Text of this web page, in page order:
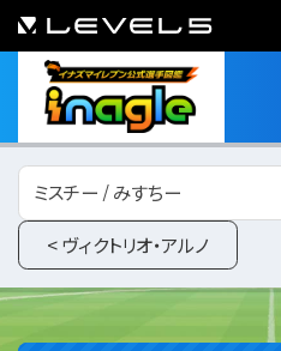
< ヴィクトリオ・アルノ
ミスチー / みすちー